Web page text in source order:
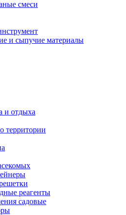
смеси
и сыпучие материалы
и отдыха
территории
реагенты
садовые